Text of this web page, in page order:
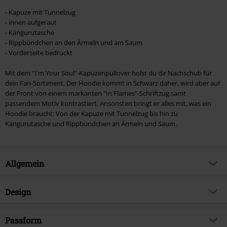
- Kapuze mit Tunnelzug
- innen aufgeraut
- Kängurutasche
- Rippbündchen an den Ärmeln und am Saum
- Vorderseite bedruckt
Mit dem "I'm Your Soul"-Kapuzenpullover holst du dir Nachschub für
dein Fan-Sortiment. Der Hoodie kommt in Schwarz daher, wird aber auf
der Front von einem markanten "In Flames"-Schriftzug samt
passendem Motiv kontrastiert. Ansonsten bringt er alles mit, was ein
Hoodie braucht: Von der Kapuze mit Tunnelzug bis hin zu
Kängurutasche und Rippbündchen an Ärmeln und Saum.
Allgemein
Artikelnummer:
Musikgenre
Design
Produkt-Typ
Passform